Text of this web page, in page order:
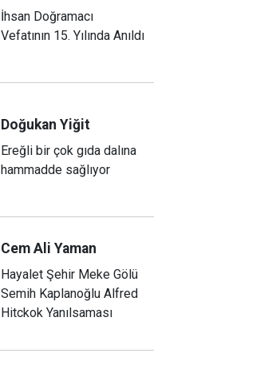
İhsan Doğramacı
Vefatının 15. Yılında Anıldı
DoğukanYiğit
Ereğli bir çok gıda dalına
hammadde sağlıyor
Cem AliYaman
Hayalet Şehir Meke Gölü
Semih Kaplanoğlu Alfred
Hitckok Yanılsaması